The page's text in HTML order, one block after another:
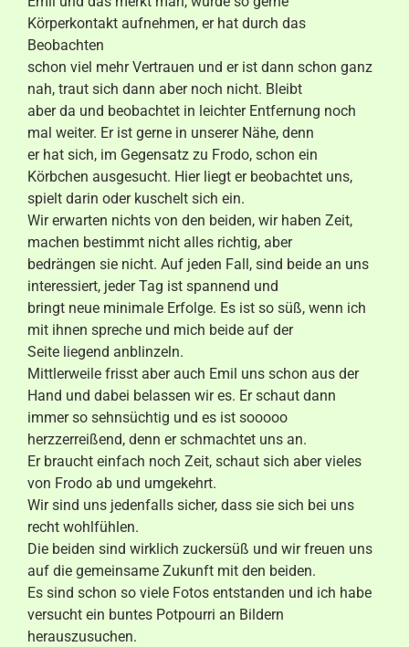
Körperkontakt aufnehmen, er hat durch das
Beobachten
schon viel mehr Vertrauen und er ist dann schon ganz
nah, traut sich dann aber noch nicht. Bleibt
aber da und beobachtet in leichter Entfernung noch
mal weiter. Er ist gerne in unserer Nähe, denn
er hat sich, im Gegensatz zu Frodo, schon ein
Körbchen ausgesucht. Hier liegt er beobachtet uns,
spielt darin oder kuschelt sich ein.
Wir erwarten nichts von den beiden, wir haben Zeit,
machen bestimmt nicht alles richtig, aber
bedrängen sie nicht. Auf jeden Fall, sind beide an uns
interessiert, jeder Tag ist spannend und
bringt neue minimale Erfolge. Es ist so süß, wenn ich
mit ihnen spreche und mich beide auf der
Seite liegend anblinzeln.
Mittlerweile frisst aber auch Emil uns schon aus der
Hand und dabei belassen wir es. Er schaut dann
immer so sehnsüchtig und es ist sooooo
herzzerreißend, denn er schmachtet uns an.
Er braucht einfach noch Zeit, schaut sich aber vieles
von Frodo ab und umgekehrt.
Wir sind uns jedenfalls sicher, dass sie sich bei uns
recht wohlfühlen.
Die beiden sind wirklich zuckersüß und wir freuen uns
auf die gemeinsame Zukunft mit den beiden.
Es sind schon so viele Fotos entstanden und ich habe
versucht ein buntes Potpourri an Bildern
herauszusuchen.